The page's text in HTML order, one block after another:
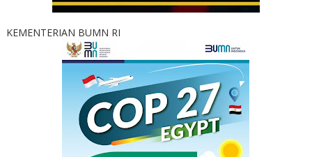
KEMENTERIAN BUMN RI